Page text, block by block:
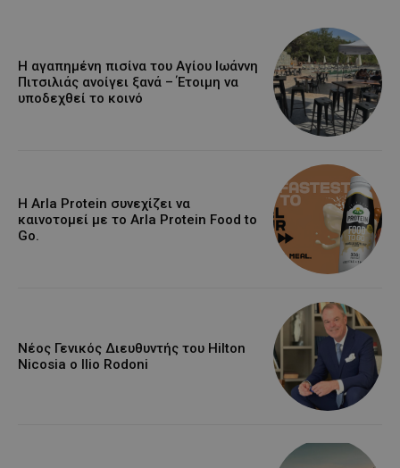
Η αγαπημένη πισίνα του Αγίου Ιωάννη
Πιτσιλιάς ανοίγει ξανά – Έτοιμη να
υποδεχθεί το κοινό
Η Arla Protein συνεχίζει να
καινοτομεί με το Arla Protein Food to
Go.
Νέος Γενικός Διευθυντής του Hilton
Nicosia ο Ilio Rodoni